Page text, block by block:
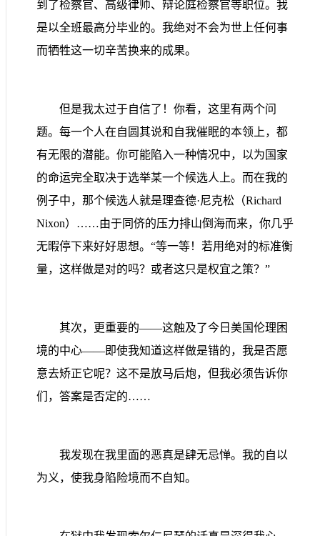
到了检察官、高级律师、辩论庭检察官等职位。我
是以全班最高分毕业的。我绝对不会为世上任何事
而牺牲这一切辛苦换来的成果。
但是我太过于自信了！你看，这里有两个问
题。每一个人在自圆其说和自我催眠的本领上，都
有无限的潜能。你可能陷入一种情况中，以为国家
的命运完全取决于选举某一个候选人上。而在我的
例子中，那个候选人就是理查德·尼克松（Richard
Nixon） ……由于同侪的压力排山倒海而来，你几乎
无暇停下来好好思想。 “等一等！若用绝对的标准衡
量，这样做是对的吗？或者这只是权宜之策？”
其次，更重要的——这触及了今日美国伦理困
境的中心——即使我知道这样做是错的，我是否愿
意去矫正它呢？这不是放马后炮，但我必须告诉你
们，答案是否定的……
我发现在我里面的恶真是肆无忌惮。我的自以
为义，使我身陷险境而不自知。